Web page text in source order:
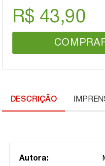
R$ 43,90
DESCRIÇÃO
Autora: